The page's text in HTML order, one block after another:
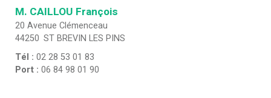
M. CAILLOU François
20 Avenue Clémenceau
44250 ST BREVIN LES PINS
Tél : 02 28 53 01 83
Port : 06 84 98 01 90